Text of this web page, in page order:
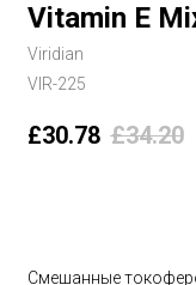
Vitamin E
Viridian
VIR-225
£30.78 £34.20
Смешанные